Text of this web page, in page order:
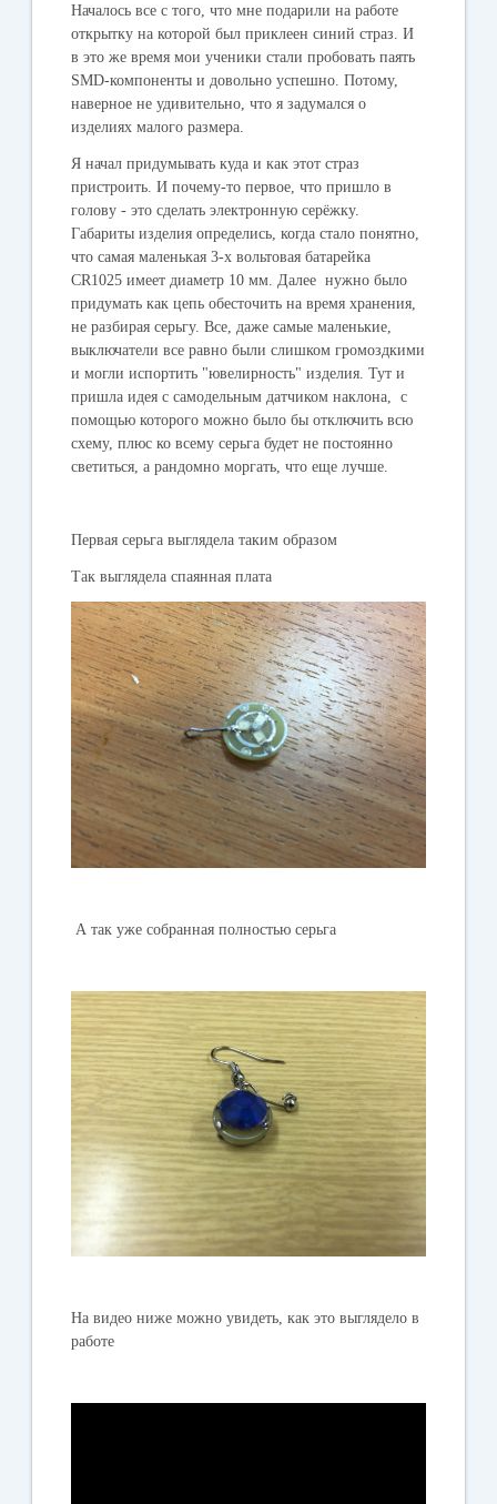
Началось все с того, что мне подарили на работе
открытку на которой был приклеен синий страз. И
в это же время мои ученики стали пробовать паять
SMD-компоненты и довольно успешно. Потому,
наверное не удивительно, что я задумался о
изделиях малого размера.
Я начал придумывать куда и как этот страз
пристроить. И почему-то первое, что пришло в
голову - это сделать электронную серёжку.
Габариты изделия определись, когда стало понятно,
что самая маленькая 3-х вольтовая батарейка
CR1025 имеет диаметр 10 мм. Далее нужно было
придумать как цепь обесточить на время хранения,
не разбирая серьгу. Все, даже самые маленькие,
выключатели все равно были слишком громоздкими
и могли испортить "ювелирность" изделия. Тут и
пришла идея с самодельным датчиком наклона, с
помощью которого можно было бы отключить всю
схему, плюс ко всему серьга будет не постоянно
светиться, а рандомно моргать, что еще лучше.
Первая серьга выглядела таким образом
Так выглядела спаянная плата
А так уже собранная полностью серьга
На видео ниже можно увидеть, как это выглядело в
работе